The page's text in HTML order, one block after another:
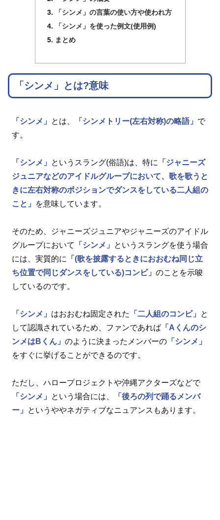
「シンメ」の言葉の使い方や使われ方
「シンメ」を使った例文(使用例)
まとめ
「シンメ」とは?意味
「シンメ」 とは、 「シンメトリー(左右対称)の略語」 で
す。
「シンメ」 というスラング(俗語)は、特に
「ジャニーズ
ジュニアなどのアイドルグループにおいて、歌を歌うと
きに左右対称のポジションでダンスをしている二人組の
こと」
を意味しています。
そのため、ジャニーズジュニアやジャニーズのアイドル
グループにおいて
「シンメ」
というスラングを使う場合
には、実質的に
「(歌を披露するときにおおむね同じ立
ち位置で同じダンスをしている)コンビ」 のことを示唆
しているのです。
「シンメ」 はおおむね固定された 「二人組のコンビ」
と
して認識されているため、ファンであれば 「Aくんのシ
ンメはBくん」 のように決まったメンバーの 「シンメ」
をすぐに挙げることができるのです。
ただし、ハロープロジェクトや沖縄アクターズなどで
「シンメ」
という場合には、
「後ろの列で踊るメンバ
ー」
というややネガティブなニュアンスもあります。